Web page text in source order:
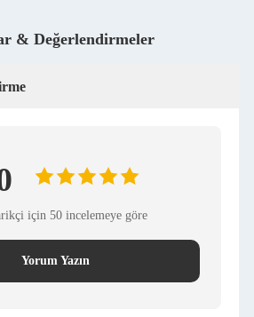
& Değerlendirmeler
için 50 incelemeye göre
Yorum Yazın